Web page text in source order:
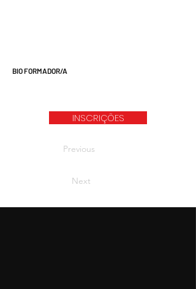
BIO FORMADOR/A
INSCRIÇÕES
Previous
Next